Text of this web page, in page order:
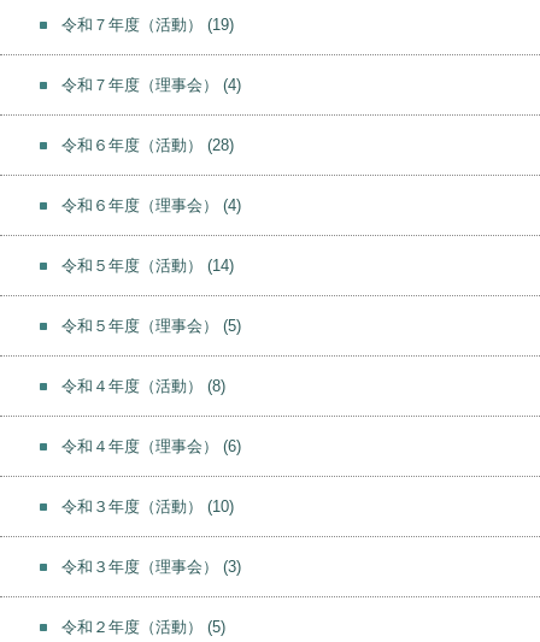
令和７年度（活動） (19)
令和７年度（理事会） (4)
令和６年度（活動） (28)
令和６年度（理事会） (4)
令和５年度（活動） (14)
令和５年度（理事会） (5)
令和４年度（活動） (8)
令和４年度（理事会） (6)
令和３年度（活動） (10)
令和３年度（理事会） (3)
令和２年度（活動） (5)